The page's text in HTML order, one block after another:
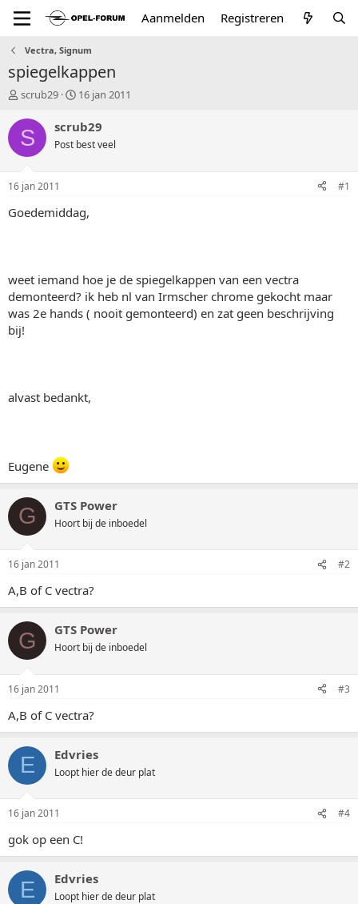
Aanmelden Registreren
Vectra, Signum
spiegelkappen
T
p
i
t
a
r
scrub29
S
a
t
u
m
16 jan 2011
S scrub29
Post best veel
16 jan 2011 #1
Goedemiddag,
weet iemand hoe je de spiegelkappen van een vectra
demonteerd? ik heb nl van Irmscher chrome gekocht maar
was 2e hands ( nooit gemonteerd) en zat geen beschrijving
bij!
alvast bedankt,
Eugene
G GTS Power
Hoort bij de inboedel
16 jan 2011 #2
A,B of C vectra?
G GTS Power
Hoort bij de inboedel
16 jan 2011 #3
A,B of C vectra?
E Edvries
Loopt hier de deur plat
16 jan 2011 #4
gok op een C!
E Edvries
Loopt hier de deur plat